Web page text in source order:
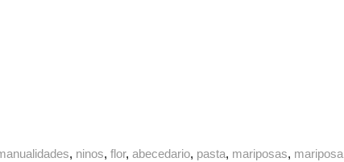
ninos flor abecedario pasta mariposas mariposa